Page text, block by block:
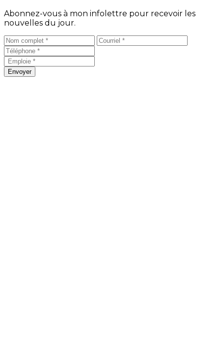
Abonnez-vous à mon infolettre pour recevoir les
nouvelles du jour.
Envoyer